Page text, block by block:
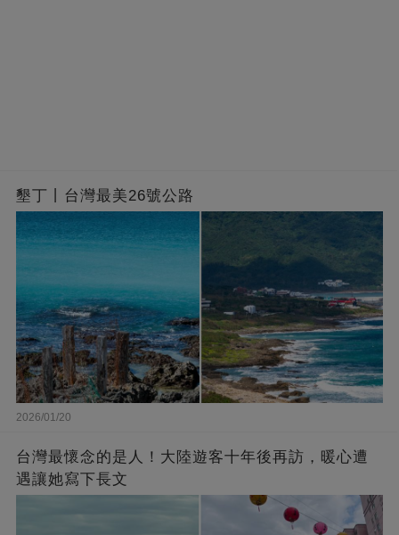
墾丁丨台灣最美26號公路
2026/01/20
台灣最懷念的是人！大陸遊客十年後再訪，暖心遭
遇讓她寫下長文